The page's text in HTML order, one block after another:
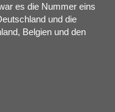
es die Nummer eins
und die
Belgien und den